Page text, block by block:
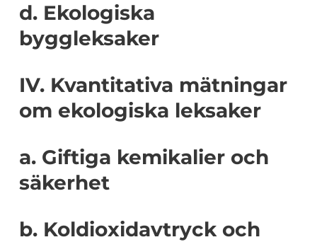
d. Ekologiska
byggleksaker
IV. Kvantitativa mätningar
om ekologiska leksaker
a. Giftiga kemikalier och
säkerhet
b. Koldioxidavtryck och